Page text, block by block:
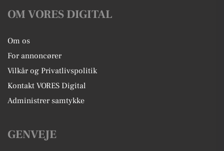
OM VORES DIGITAL
Om os
For annoncører
Vilkår og Privatlivspolitik
Kontakt VORES Digital
Administrer samtykke
GENVEJE